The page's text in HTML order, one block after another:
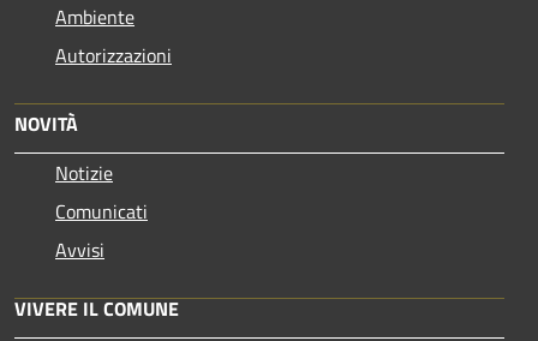
Ambiente
Autorizzazioni
NOVITÀ
Notizie
Comunicati
Avvisi
VIVERE IL COMUNE